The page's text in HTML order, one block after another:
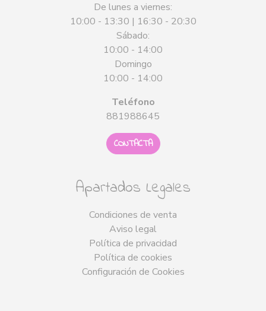
De lunes a viernes:
10:00 - 13:30 | 16:30 - 20:30
Sábado:
10:00 - 14:00
Domingo
10:00 - 14:00
Teléfono
881988645
CONTACTA
Apartados Legales
Condiciones de venta
Aviso legal
Política de privacidad
Política de cookies
Configuración de Cookies